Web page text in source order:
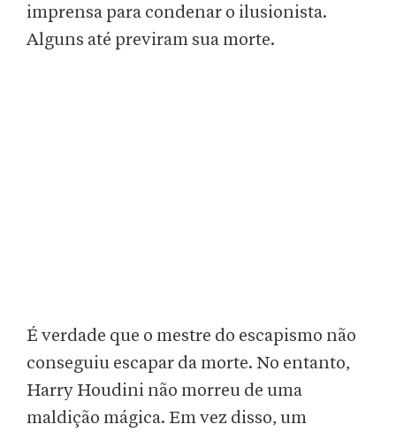
imprensa para condenar o ilusionista.
Alguns até previram sua morte.
É verdade que o mestre do escapismo não
conseguiu escapar da morte. No entanto,
Harry Houdini não morreu de uma
maldição mágica. Em vez disso, um